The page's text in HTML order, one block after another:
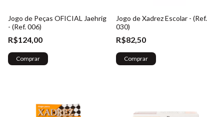
Jogo de Peças OFICIAL Jaehrig
- (Ref. 006)
R$124,00
Jogo de Xadrez Escolar - (Ref.
030)
R$82,50
Comprar